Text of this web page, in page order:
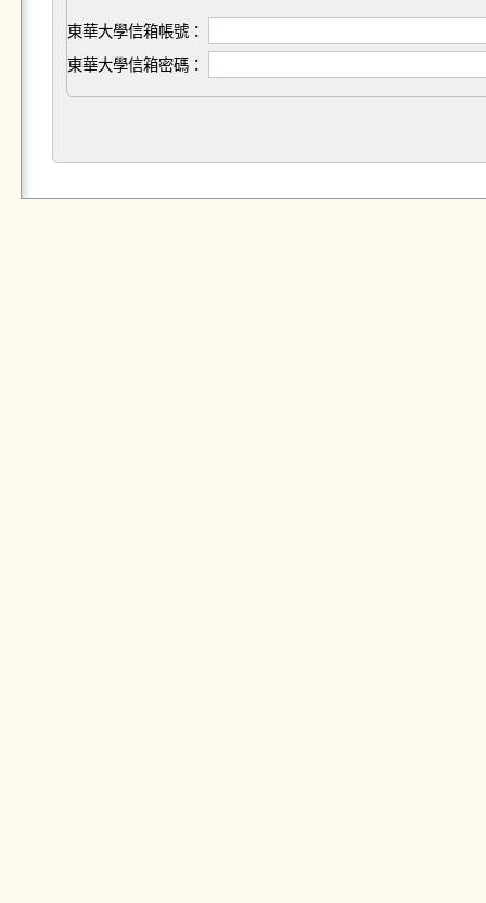
東華大學信箱帳號：
東華大學信箱密碼：